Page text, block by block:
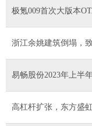
极氪009首次大版本
浙江余姚建筑倒塌，
易畅股份2023年上半
高杠杆扩张，东方盛